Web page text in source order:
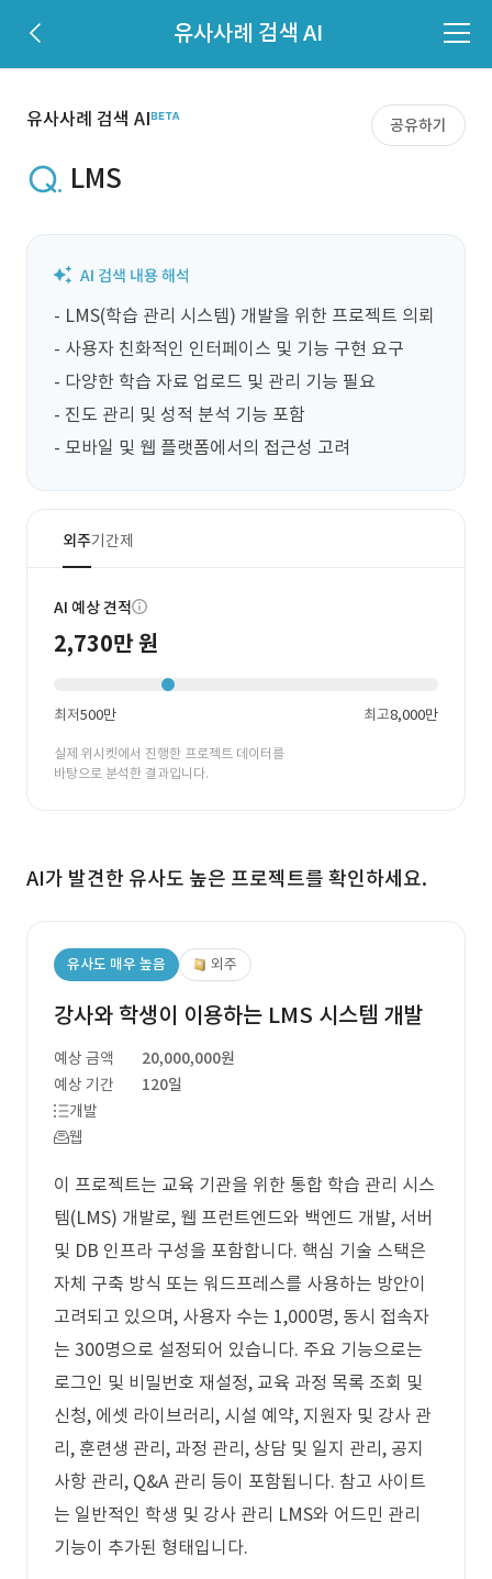
유사사례 검색 AI
유사사례 검색 AI 공유하기
LMS
- LMS(학습 관리 시스템) 개발을 위한 프로젝트 의뢰
- 사용자 친화적인 인터페이스 및 기능 구현 요구
- 다양한 학습 자료 업로드 및 관리 기능 필요
- 진도 관리 및 성적 분석 기능 포함
- 모바일 및 웹 플랫폼에서의 접근성 고려
외주기간제
AI 예상 견적
2,730만 원
최저500만 최고8,000만
실제 위시켓에서 진행한 프로젝트 데이터를
바탕으로 분석한 결과입니다.
AI가 발견한 유사도 높은 프로젝트를 확인하세요.
유사도 매우 높음 외주
강사와 학생이 이용하는 LMS 시스템 개발
예상 금액
20,000,000원
예상 기간
120일
개발
웹
이 프로젝트는 교육 기관을 위한 통합 학습 관리 시스
템(LMS) 개발로, 웹 프런트엔드와 백엔드 개발, 서버
및 DB 인프라 구성을 포함합니다. 핵심 기술 스택은
자체 구축 방식 또는 워드프레스를 사용하는 방안이
고려되고 있으며, 사용자 수는 1,000명, 동시 접속자
는 300명으로 설정되어 있습니다. 주요 기능으로는
로그인 및 비밀번호 재설정, 교육 과정 목록 조회 및
신청, 에셋 라이브러리, 시설 예약, 지원자 및 강사 관
리, 훈련생 관리, 과정 관리, 상담 및 일지 관리, 공지
사항 관리, Q&A 관리 등이 포함됩니다. 참고 사이트
는 일반적인 학생 및 강사 관리 LMS와 어드민 관리
기능이 추가된 형태입니다.